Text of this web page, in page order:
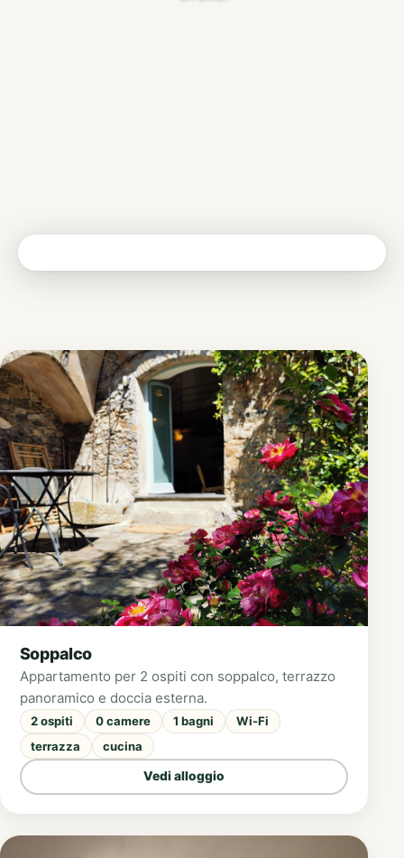
Soppalco
Appartamento per 2 ospiti con soppalco, terrazzo
panoramico e doccia esterna.
2 ospiti 0 camere 1 bagni
Wi-Fi
terrazza
cucina
Vedi alloggio